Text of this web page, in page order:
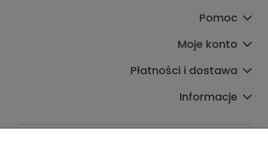
Pomoc
Moje konto
Płatności i dostawa
Informacje